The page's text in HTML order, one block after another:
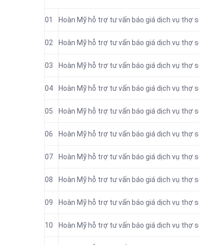
01 Hoàn Mỹ hỗ trợ tư vấn báo giá dịch vụ thợ
02 Hoàn Mỹ hỗ trợ tư vấn báo giá dịch vụ thợ
03 Hoàn Mỹ hỗ trợ tư vấn báo giá dịch vụ thợ
04 Hoàn Mỹ hỗ trợ tư vấn báo giá dịch vụ thợ
05 Hoàn Mỹ hỗ trợ tư vấn báo giá dịch vụ thợ
06 Hoàn Mỹ hỗ trợ tư vấn báo giá dịch vụ thợ
07 Hoàn Mỹ hỗ trợ tư vấn báo giá dịch vụ thợ
08 Hoàn Mỹ hỗ trợ tư vấn báo giá dịch vụ thợ
09 Hoàn Mỹ hỗ trợ tư vấn báo giá dịch vụ thợ
10 Hoàn Mỹ hỗ trợ tư vấn báo giá dịch vụ thợ